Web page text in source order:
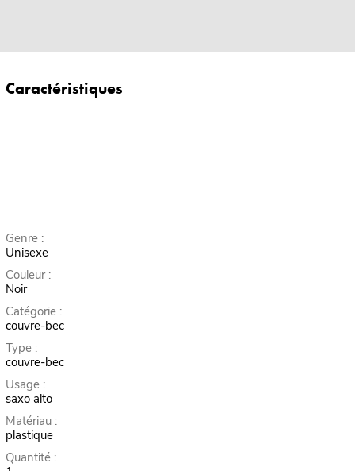
Caractéristiques
Genre :
Unisexe
Couleur :
Noir
Catégorie :
couvre-bec
Type :
couvre-bec
Usage :
saxo alto
Matériau :
plastique
Quantité :